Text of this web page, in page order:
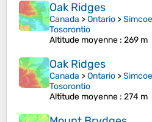
Oak Ridges
Canada >Ontario >
Tosorontio
Altitude moyenne : 269 m
Oak Ridges
Canada >Ontario >
Tosorontio
Altitude moyenne : 274 m